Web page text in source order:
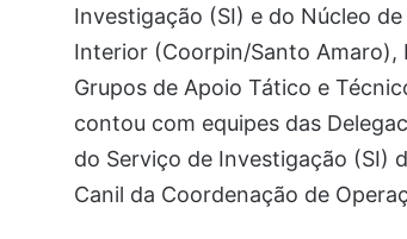
Investigação (SI) e do Núcleo
Interior (Coorpin/Santo Amaro),
Grupos de Apoio Tático e
contou com equipes das
do Serviço de Investigação (SI)
Canil da Coordenação de